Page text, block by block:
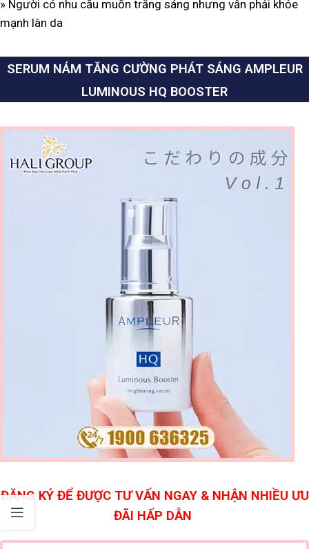
» Người có nhu cầu muốn trắng sáng nhưng vẫn phải khỏe
mạnh làn da
SERUM NÁM TĂNG CƯỜNG PHÁT SÁNG AMPLEUR
LUMINOUS HQ BOOSTER
ĐĂNG KÝ ĐỂ ĐƯỢC TƯ VẤN NGAY & NHẬN NHIỀU ƯU
ĐÃI HẤP DẪN